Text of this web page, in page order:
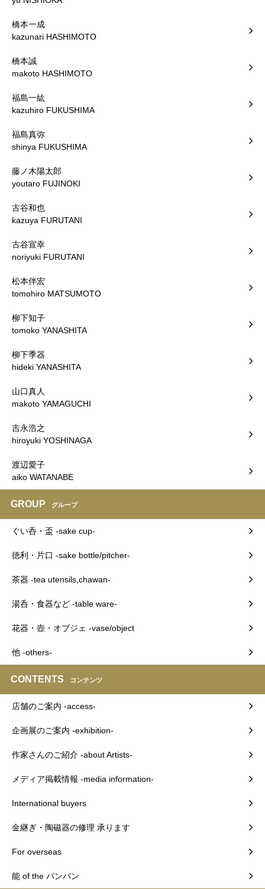
橋本一成
kazunari HASHIMOTO
橋本誠
makoto HASHIMOTO
福島一紘
kazuhiro FUKUSHIMA
福島真弥
shinya FUKUSHIMA
藤ノ木陽太郎
youtaro FUJINOKI
古谷和也
kazuya FURUTANI
古谷宣幸
noriyuki FURUTANI
松本伴宏
tomohiro MATSUMOTO
柳下知子
tomoko YANASHITA
柳下季器
hideki YANASHITA
山口真人
makoto YAMAGUCHI
吉永浩之
hiroyuki YOSHINAGA
渡辺愛子
aiko WATANABE
GROUP グループ
ぐい呑・盃 -sake cup-
徳利・片口 -sake bottle/pitcher-
茶器 -tea utensils,chawan-
湯呑・食器など -table ware-
花器・壺・オブジェ -vase/object
他 -others-
CONTENTS コンテンツ
店舗のご案内 -access-
企画展のご案内 -exhibition-
作家さんのご紹介 -about Artists-
メディア掲載情報 -media information-
International buyers
金継ぎ・陶磁器の修理 承ります
For overseas
能 of the バンバン